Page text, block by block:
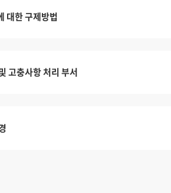
대한 구제방법
고충사항 처리 부서